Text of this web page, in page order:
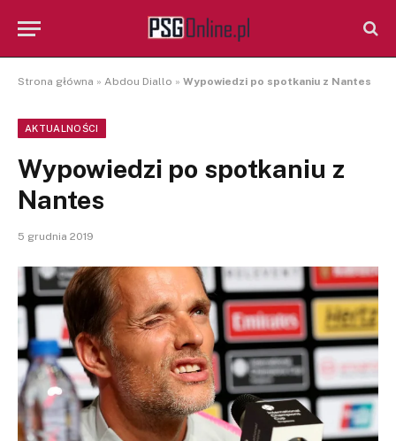
Strona główna » Abdou Diallo » Wypowiedzi po spotkaniu z Nantes
AKTUALNOŚCI
Wypowiedzi po spotkaniu z
Nantes
5 grudnia 2019